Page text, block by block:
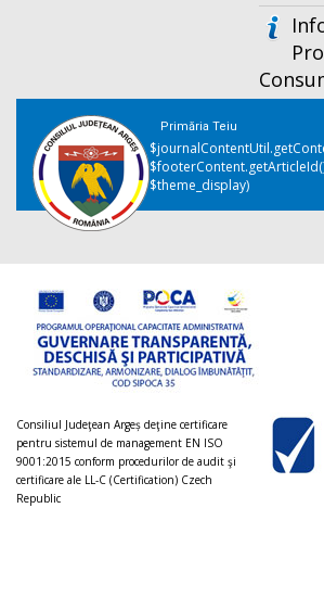
Primăria Teiu
$theme_display)
Consiliul Judeţean Argeș deţine certificare
pentru sistemul de management EN ISO
9001:2015 conform procedurilor de audit şi
certificare ale LL-C (Certification) Czech
Republic